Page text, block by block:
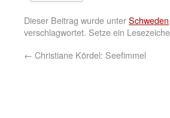
Dieser Beitrag wurde unterSchweden,
verschlagwortet. Setze ein
← Christiane Kördel: Seefimmel